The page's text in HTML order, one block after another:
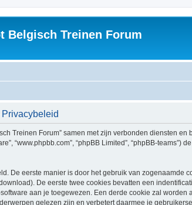
Belgisch Treinen Forum
Treinen Forum” samen met zijn verbonden diensten en
“www.phpbb.com”, “phpBB Limited”, “phpBB-
De eerste manier is door het gebruik van
De eerste twee cookies bevatten een
aan je toegewezen. Een derde cookie zal
gelezen zijn en verbetert daarmee je